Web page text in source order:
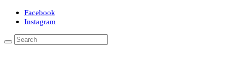
Facebook
Instagram